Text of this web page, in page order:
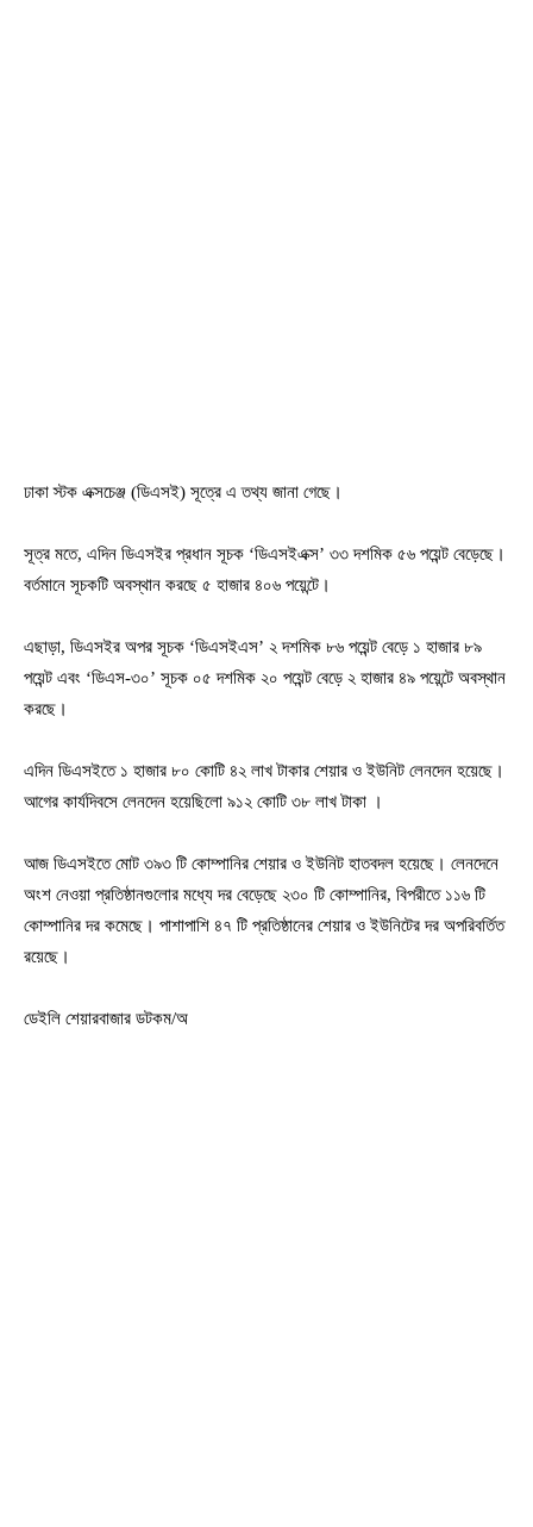
ঢাকা স্টক এক্সচেঞ্জ (ডিএসই) সূত্রে এ তথ্য জানা গেছে।
সূত্র মতে, এদিন ডিএসইর প্রধান সূচক ‘ডিএসইএক্স’ ৩৩ দশমিক ৫৬ পয়েন্ট বেড়েছে।
বর্তমানে সূচকটি অবস্থান করছে ৫ হাজার ৪০৬ পয়েন্টে।
এছাড়া, ডিএসইর অপর সূচক ‘ডিএসইএস’ ২ দশমিক ৮৬ পয়েন্ট বেড়ে ১ হাজার ৮৯
পয়েন্ট এবং ‘ডিএস-৩০’ সূচক ০৫ দশমিক ২০ পয়েন্ট বেড়ে ২ হাজার ৪৯ পয়েন্টে অবস্থান
করছে।
এদিন ডিএসইতে ১ হাজার ৮০ কোটি ৪২ লাখ টাকার শেয়ার ও ইউনিট লেনদেন হয়েছে।
আগের কার্যদিবসে লেনদেন হয়েছিলো ৯১২ কোটি ৩৮ লাখ টাকা ।
আজ ডিএসইতে মোট ৩৯৩ টি কোম্পানির শেয়ার ও ইউনিট হাতবদল হয়েছে। লেনদেনে
অংশ নেওয়া প্রতিষ্ঠানগুলোর মধ্যে দর বেড়েছে ২৩০ টি কোম্পানির, বিপরীতে ১১৬ টি
কোম্পানির দর কমেছে। পাশাপাশি ৪৭ টি প্রতিষ্ঠানের শেয়ার ও ইউনিটের দর অপরিবর্তিত
রয়েছে।
ডেইলি শেয়ারবাজার ডটকম/অ